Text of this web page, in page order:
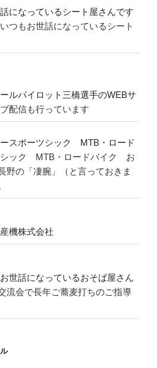
になっているシート屋さんです
つもお世話になっているシート
ルパイロット三橋選手のWEBサ
配信も行っています
スポーツシック MTB・ロード
シック MTB・ロードバイク お
野の「凄腕」（と言っておきま
機株式会社
世話になっているおそば屋さん
流会で長年ご蕎麦打ちのご指導